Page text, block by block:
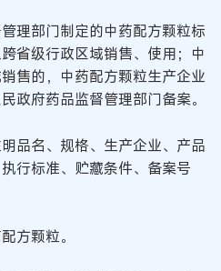
理部门制定的中药配方颗粒标
省级行政区域销售、使用；中
售的，中药配方颗粒生产企业
政府药品监督管理部门备案。
品名、规格、生产企业、产品
行标准、贮藏条件、备案号
方颗粒。